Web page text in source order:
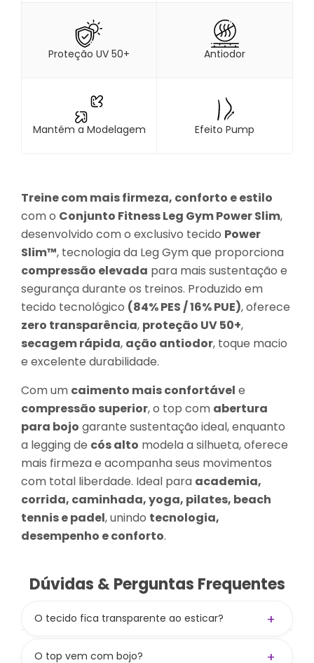
Proteção UV 50+ Antiodor
Mantém a Modelagem Efeito Pump
Treine com mais firmeza, conforto e estilo
com o Conjunto Fitness Leg Gym Power Slim,
desenvolvido com o exclusivo tecido Power
Slim™, tecnologia da Leg Gym que proporciona
compressão elevada para mais sustentação e
segurança durante os treinos. Produzido em
tecido tecnológico (84% PES / 16% PUE), oferece
zero transparência, proteção UV 50+,
secagem rápida, ação antiodor, toque macio
e excelente durabilidade.
Com um caimento mais confortável e
compressão superior, o top com abertura
para bojo garante sustentação ideal, enquanto
a legging de cós alto modela a silhueta, oferece
mais firmeza e acompanha seus movimentos
com total liberdade. Ideal para academia,
corrida, caminhada, yoga, pilates, beach
tennis e padel, unindo tecnologia,
desempenho e conforto.
Dúvidas & Perguntas Frequentes
O tecido fica transparente ao esticar? +
composição84% PES / 16% PUE
O top vem com bojo? +